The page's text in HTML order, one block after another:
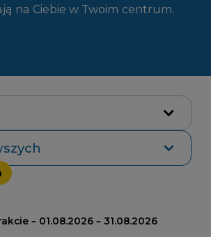
na Ciebie w Twoim centrum.
– 01.08.2026 – 31.08.2026